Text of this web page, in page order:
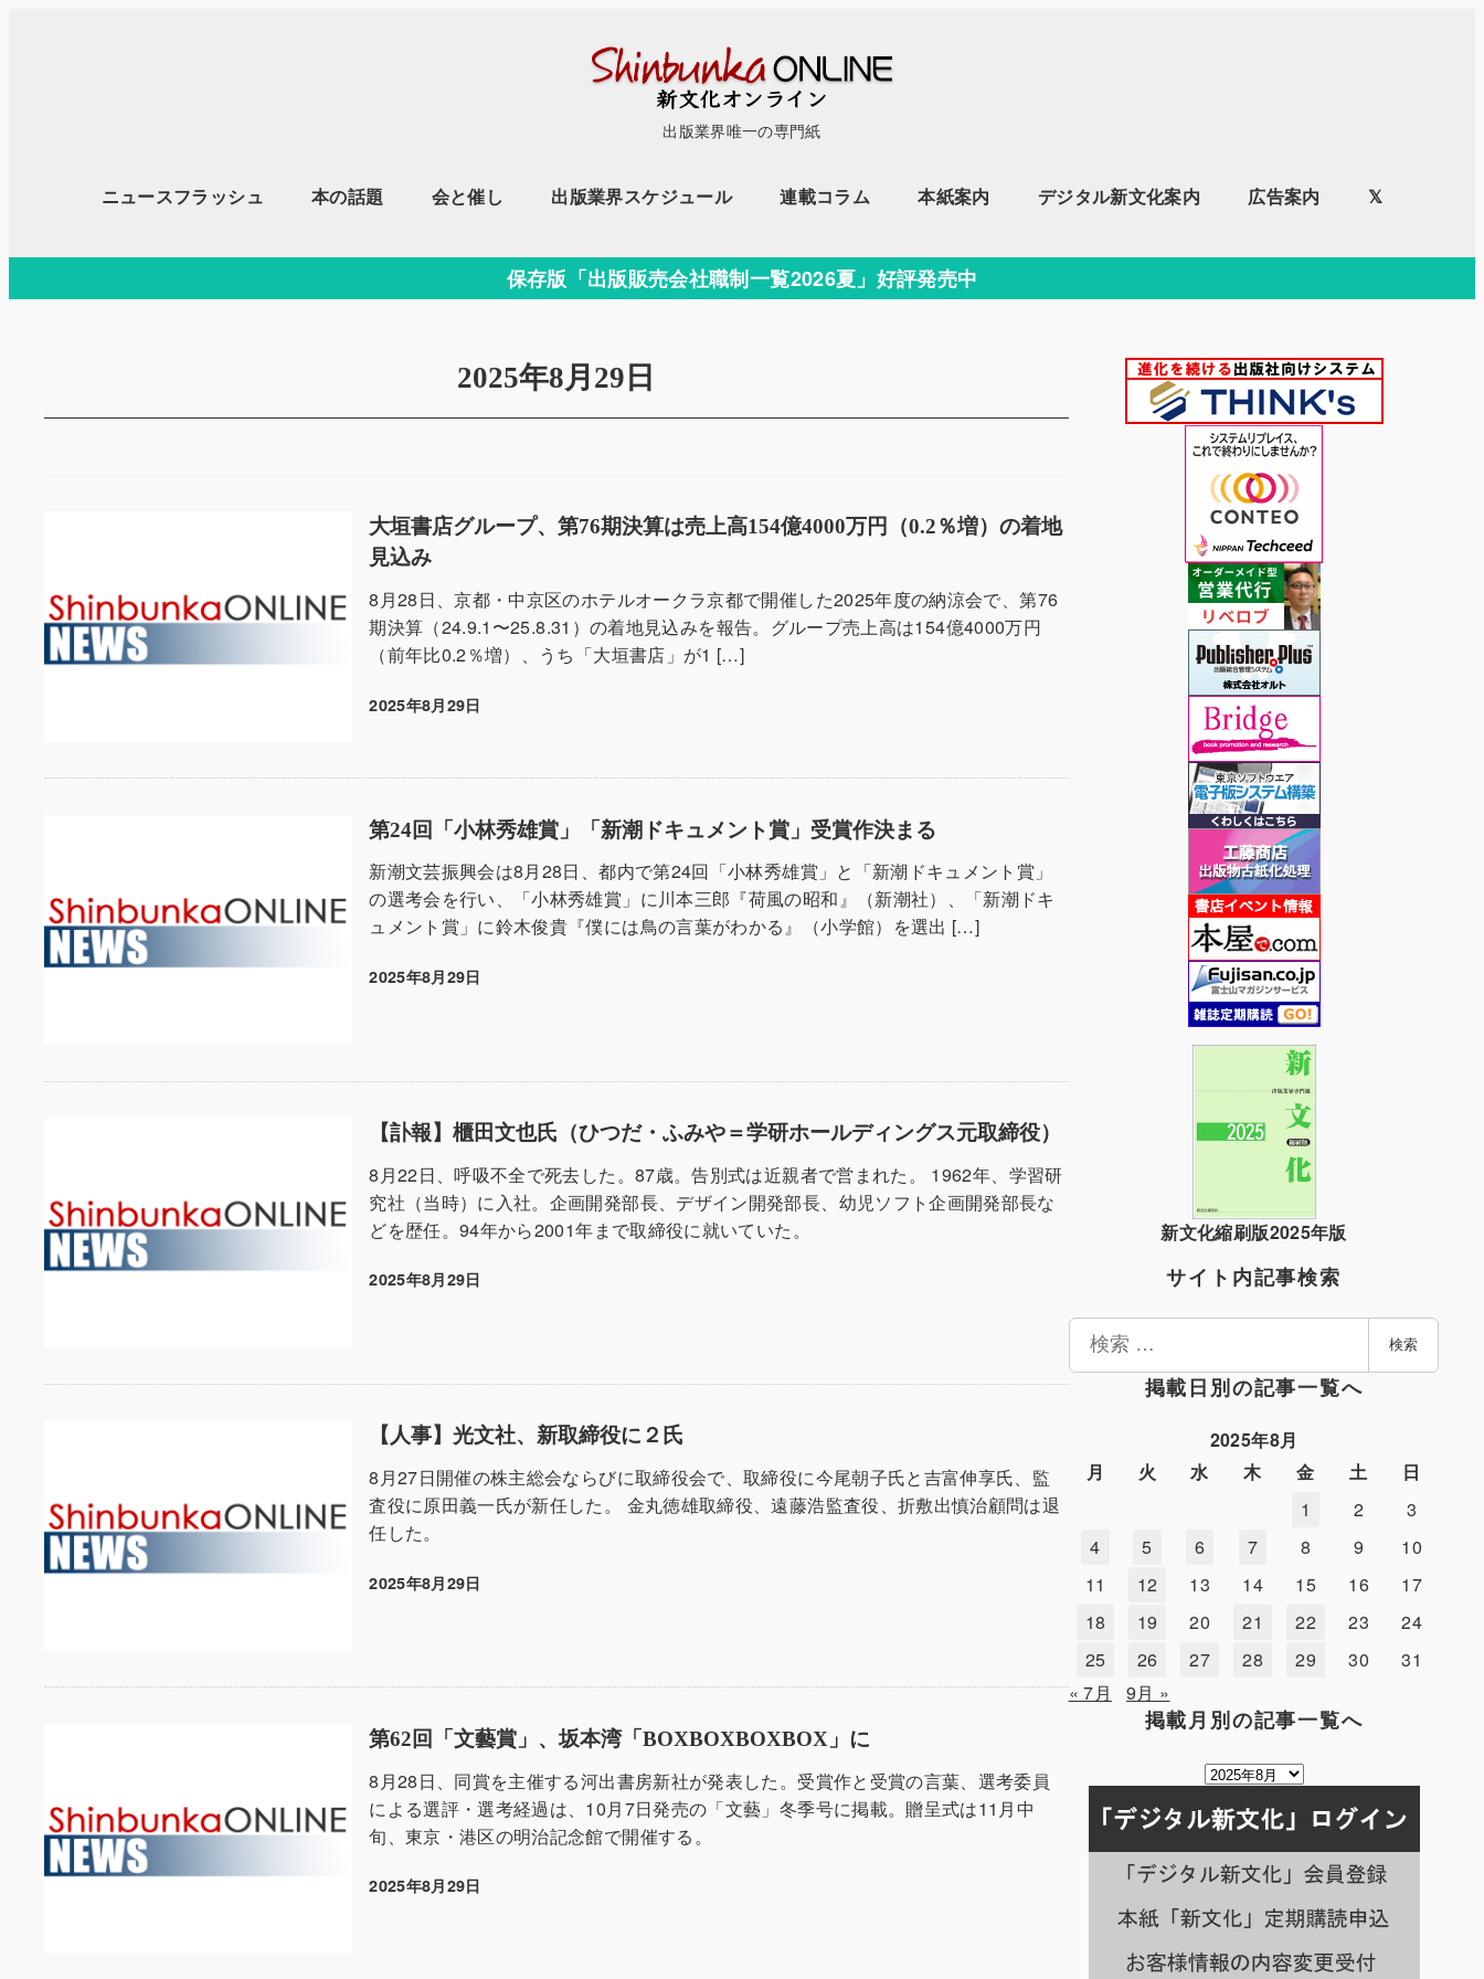
移
出版業界唯一の専門紙
ニュースフラッシュ 本の話題 会と催し 出版業界スケジュール 連載コラム 本紙案内 デジタル新文化案内 広告案内 𝕏
保存版「出版販売会社職制一覧2026夏」好評発売中
2025年8月29日
大垣書店グループ、第76期決算は売上高154億4000万円（0.2％増）の着地
見込み
8月28日、京都・中京区のホテルオークラ京都で開催した2025年度の納涼会で、第76
期決算（24.9.1〜25.8.31）の着地見込みを報告。グループ売上高は154億4000万円
（前年比0.2％増）、うち「大垣書店」が1 […]
投稿日
2025年8月29日
第24回「小林秀雄賞」「新潮ドキュメント賞」受賞作決まる
新潮文芸振興会は8月28日、都内で第24回「小林秀雄賞」と「新潮ドキュメント賞」
の選考会を行い、「小林秀雄賞」に川本三郎『荷風の昭和』（新潮社）、「新潮ドキ
ュメント賞」に鈴木俊貴『僕には鳥の言葉がわかる』（小学館）を選出 […]
投稿日
2025年8月29日
【訃報】櫃田文也氏（ひつだ・ふみや＝学研ホールディングス元取締役）
8月22日、呼吸不全で死去した。87歳。告別式は近親者で営まれた。 1962年、学習研
究社（当時）に入社。企画開発部長、デザイン開発部長、幼児ソフト企画開発部長な
どを歴任。94年から2001年まで取締役に就いていた。
投稿日
2025年8月29日
【人事】光文社、新取締役に２氏
8月27日開催の株主総会ならびに取締役会で、取締役に今尾朝子氏と吉富伸享氏、監
査役に原田義一氏が新任した。 金丸徳雄取締役、遠藤浩監査役、折敷出慎治顧問は退
任した。
投稿日
2025年8月29日
第62回「文藝賞」、坂本湾「BOXBOXBOXBOX」に
8月28日、同賞を主催する河出書房新社が発表した。受賞作と受賞の言葉、選考委員
による選評・選考経過は、10月7日発売の「文藝」冬季号に掲載。贈呈式は11月中
旬、東京・港区の明治記念館で開催する。
投稿日
2025年8月29日
新文化縮刷版2025年版
サイト内記事検索
検
検索
掲載日別の記事一覧へ
2025年8月
月
火 水 木 金 土
日
1
2
3
4
5 6 7 8 9
10
11
12 13 14 15 16
17
18
19 20 21 22 23
24
25
26 27 28 29 30
31
« 7月
9月 »
掲載月別の記事一覧へ
掲
月
別
の
事
一